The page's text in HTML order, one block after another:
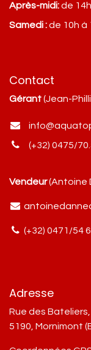
Après-midi:de
Samedi :de 10h à
Contact
Gérant(Jean-
(+32) 0475/
Vendeur(Antoine
(+32) 0471/54
Adresse
Rue des Bateliers,
5190, Mornimont